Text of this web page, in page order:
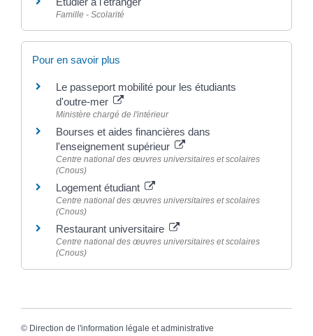
Famille - Scolarité
Pour en savoir plus
Le passeport mobilité pour les étudiants
d'outre-mer
Ministère chargé de l'intérieur
Bourses et aides financières dans
l'enseignement supérieur
Centre national des œuvres universitaires et scolaires
(Cnous)
Logement étudiant
Centre national des œuvres universitaires et scolaires
(Cnous)
Restaurant universitaire
Centre national des œuvres universitaires et scolaires
(Cnous)
© Direction de l'information légale et administrative